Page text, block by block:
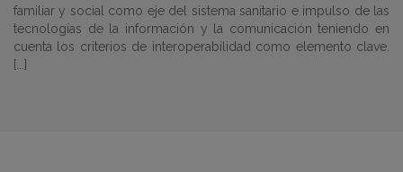
familiar y social como eje del sistema sanitario e impulso de las
tecnologías de la información y la comunicación teniendo en
cuenta los criterios de interoperabilidad como elemento clave.
[...]